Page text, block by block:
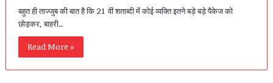
बहुत ही ताज्जुब की बात है कि 21 वीं शताब्दी में कोई व्यक्ति इतने बड़े बड़े पैकेज को
छोड़कर, बाहरी…
Read More »